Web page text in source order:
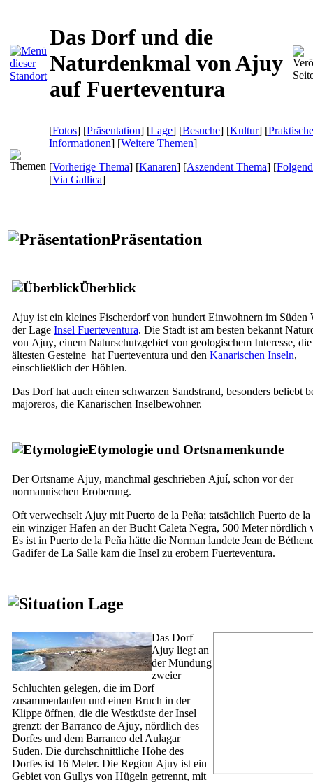
Das Dorf und die
Naturdenkmal von Ajuy
auf Fuerteventura
[Fotos] [Präsentation] [Lage] [Besuche] [Kultur] [Praktische
Informationen] [Weitere Themen]
[Vorherige Thema] [Kanaren] [Aszendent Thema] [
[Via Gallica]
Präsentation
Überblick
Ajuy ist ein kleines Fischerdorf von hundert Einwohnern im Süden
der Lage Insel Fuerteventura. Die Stadt ist am besten bekannt
von Ajuy, einem Naturschutzgebiet von geologischem Interesse,
ältesten Gesteine hat Fuerteventura und den Kanarischen Inseln,
einschließlich der Höhlen.
Das Dorf hat auch einen schwarzen Sandstrand, besonders beliebt
majoreros, die Kanarischen Inselbewohner.
Etymologie und Ortsnamenkunde
Der Ortsname Ajuy, manchmal geschrieben Ajuí, schon vor der
normannischen Eroberung.
Oft verwechselt Ajuy mit Puerto de la Peña; tatsächlich Puerto de la
ein winziger Hafen an der Bucht Caleta Negra, 500 Meter nördlich
Es ist in Puerto de la Peña hätte die Norman landete Jean de
Gadifer de La Salle kam die Insel zu erobern Fuerteventura.
Lage
Das Dorf
Ajuy liegt an
der Mündung
zweier
Schluchten gelegen, die im Dorf
zusammenlaufen und einen Bruch in der
Klippe öffnen, die die Westküste der Insel
grenzt: derBarranco de Ajuy, nördlich des
Dorfes und dem Barranco del Aulagar
Süden. Die durchschnittliche Höhe des
Dorfes ist 16 Meter. Die Region Ajuy ist ein
Gebiet von Gullys von Hügeln getrennt, mit